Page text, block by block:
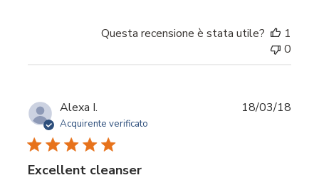
Questa recensione è stata utile?
1
0
Alexa I.
Acquirente verificato
Excellent cleanser
Data
18/03/18